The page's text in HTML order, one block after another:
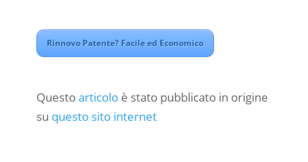
Rinnovo Patente? Facile ed Economico
Questoarticoloè stato pubblicato in origine
su questo sito internet